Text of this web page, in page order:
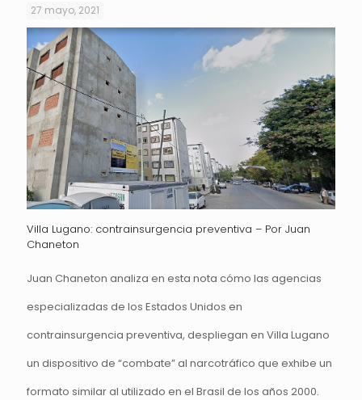
27 mayo, 2021
Villa Lugano: contrainsurgencia preventiva – Por Juan
Chaneton
Juan Chaneton analiza en esta nota cómo las agencias
especializadas de los Estados Unidos en
contrainsurgencia preventiva, despliegan en Villa Lugano
un dispositivo de “combate” al narcotráfico que exhibe un
formato similar al utilizado en el Brasil de los años 2000.